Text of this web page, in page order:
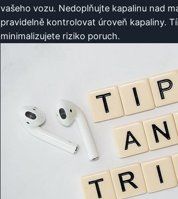
vašeho vozu. Nedoplňujte kapalinu nad
pravidelně kontrolovat úroveň kapaliny.
minimalizujete riziko poruch.